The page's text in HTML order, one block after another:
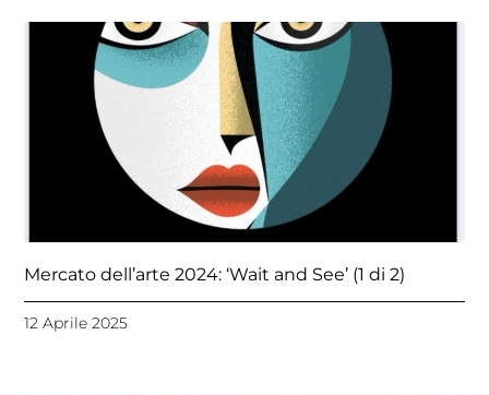
Mercato dell’arte 2024: ‘Wait and See’ (1 di 2)
12 Aprile 2025
PaginaPaginaPagina
PaginaPagina